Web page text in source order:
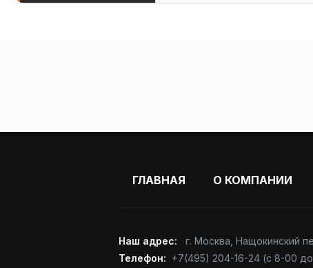
ГЛАВНАЯ О КОМПАНИИ
Наш адрес: г. Москва Нащокинский
Телефон: +7(495) 204-16-24 (с 8-00